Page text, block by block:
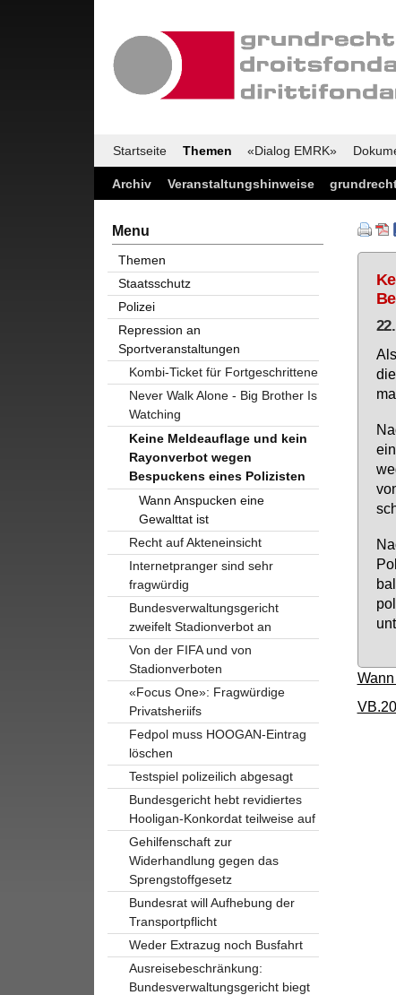
Startseite Themen «Dialog EMRK»
Archiv Veranstaltungshinweise
Menu
Themen
Staatsschutz
Polizei
Repression an
Sportveranstaltungen
Kombi-Ticket für Fortgeschrittene
Never Walk Alone - Big Brother Is
Watching
Keine Meldeauflage und kein
Rayonverbot wegen
Bespuckens eines Polizisten
Wann Anspucken eine
Gewalttat ist
Recht auf Akteneinsicht
Internetpranger sind sehr
fragwürdig
Bundesverwaltungsgericht
zweifelt Stadionverbot an
Von der FIFA und von
Stadionverboten
«Focus One»: Fragwürdige
Privatsheriifs
Fedpol muss HOOGAN-Eintrag
löschen
Testspiel polizeilich abgesagt
Bundesgericht hebt revidiertes
Hooligan-Konkordat teilweise auf
Gehilfenschaft zur
Widerhandlung gegen das
Sprengstoffgesetz
Bundesrat will Aufhebung der
Transportpflicht
Weder Extrazug noch Busfahrt
Ausreisebeschränkung:
Bundesverwaltungsgericht biegt